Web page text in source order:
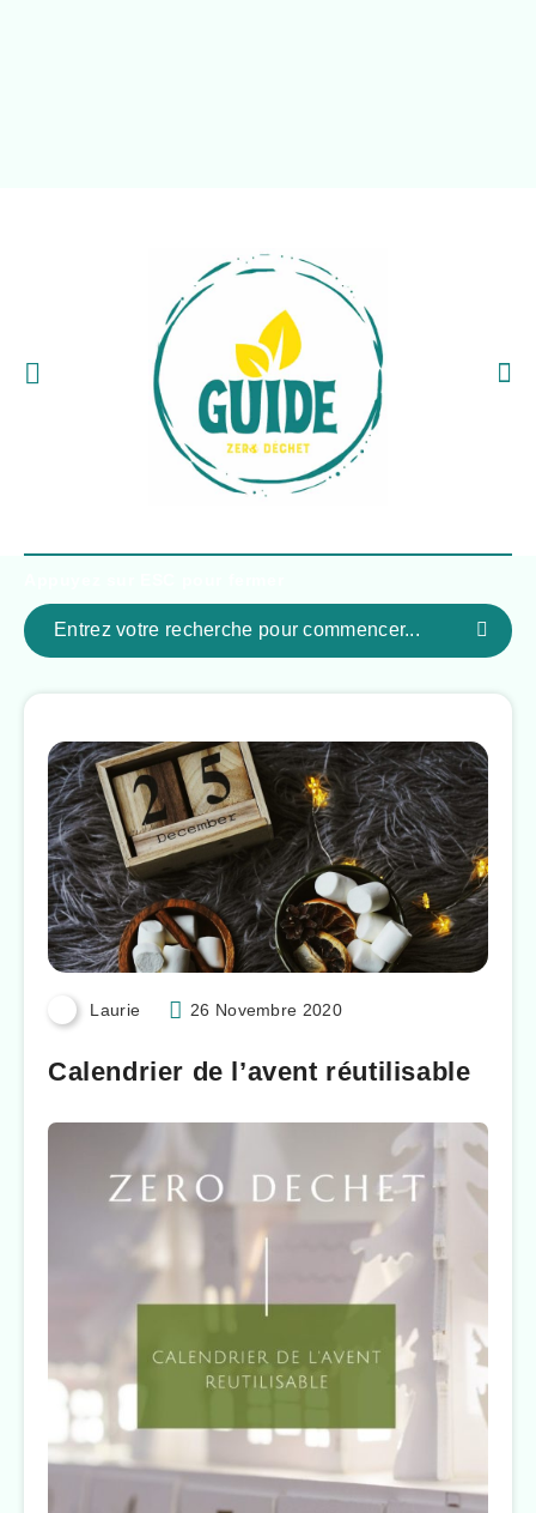
Laurie 26 Novembre 2020
Calendrier de l’avent réutilisable